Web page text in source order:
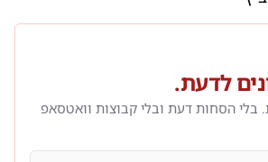
לדעת.
בלי הסחות דעת ובלי קבוצות וואטסאפ